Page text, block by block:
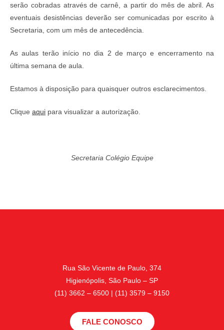
serão cobradas através de carnê, a partir do mês de abril. As
eventuais desistências deverão ser comunicadas por escrito à
Secretaria, com um mês de antecedência.
As aulas terão início no dia 2 de março e encerramento na
última semana de aula.
Estamos à disposição para quaisquer outros esclarecimentos.
Clique aqui para visualizar a autorização.
Secretaria Colégio Equipe
Rua São Vicente de Paulo, 374
Higienópolis, São Paulo – SP
(11) 3662 – 6500 | (11) 3579 – 9150
FALE CONOSCO